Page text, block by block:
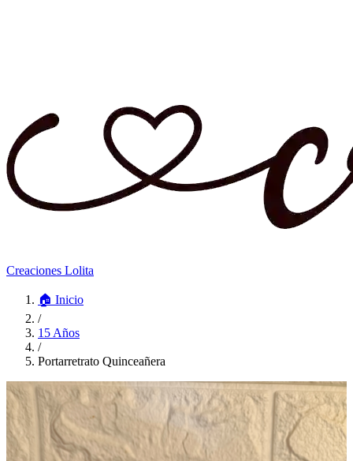
Creaciones Lolita
🏠 Inicio
/
15 Años
/
Portarretrato Quinceañera